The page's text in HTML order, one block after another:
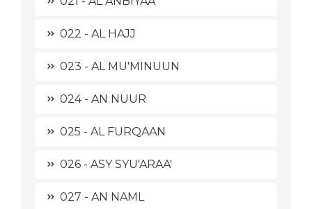
022 - AL HAJJ
023 - AL MU'MINUUN
024 - AN NUUR
025 - AL FURQAAN
026 - ASY SYU'ARAA'
027 - AN NAML